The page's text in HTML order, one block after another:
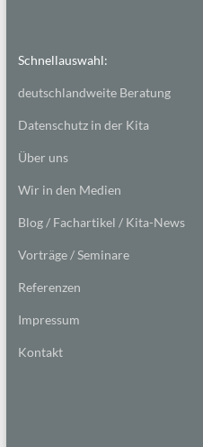
Schnellauswahl:
deutschlandweite Beratung
Datenschutz in der Kita
Über uns
Wir in den Medien
Blog / Fachartikel / Kita-News
Vorträge / Seminare
Referenzen
Impressum
Kontakt